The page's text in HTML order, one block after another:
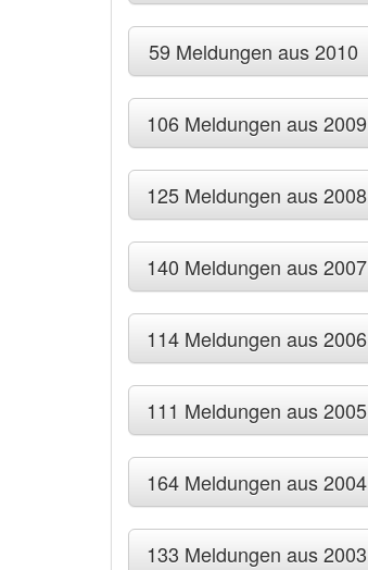
59 Meldungen aus 2010
106 Meldungen aus 2009
125 Meldungen aus 2008
140 Meldungen aus 2007
114 Meldungen aus 2006
111 Meldungen aus 2005
164 Meldungen aus 2004
133 Meldungen aus 2003